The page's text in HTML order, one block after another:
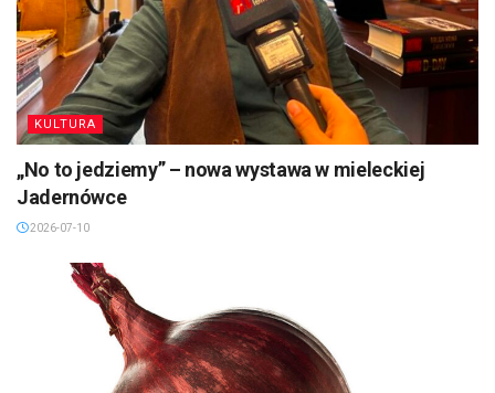
KULTURA
„No to jedziemy” – nowa wystawa w mieleckiej
Jadernówce
2026-07-10